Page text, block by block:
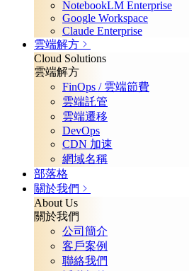
NotebookLM Enterprise
Google Workspace
Claude Enterprise
雲端解方
Cloud Solutions
雲端解方
FinOps / 雲端節費
雲端託管
雲端遷移
DevOps
CDN 加速
網域名稱
部落格
關於我們
About Us
關於我們
公司簡介
客戶案例
聯絡我們